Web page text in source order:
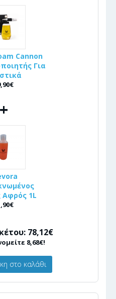
Cannon
Για
+
Αφρός 1L
78,12€
8,68€!
στο καλάθι